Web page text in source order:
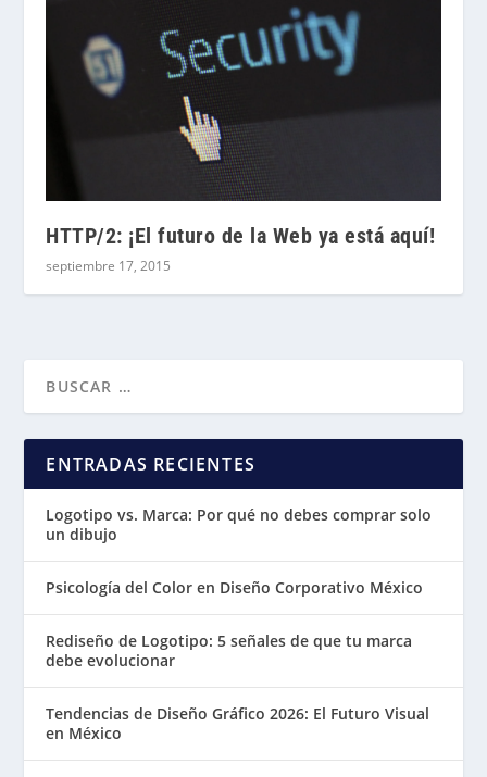
HTTP/2: ¡El futuro de la Web ya está aquí!
septiembre 17, 2015
ENTRADAS RECIENTES
Logotipo vs. Marca: Por qué no debes comprar solo
un dibujo
Psicología del Color en Diseño Corporativo México
Rediseño de Logotipo: 5 señales de que tu marca
debe evolucionar
Tendencias de Diseño Gráfico 2026: El Futuro Visual
en México